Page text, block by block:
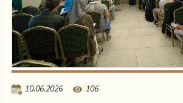
10.06.2026 106